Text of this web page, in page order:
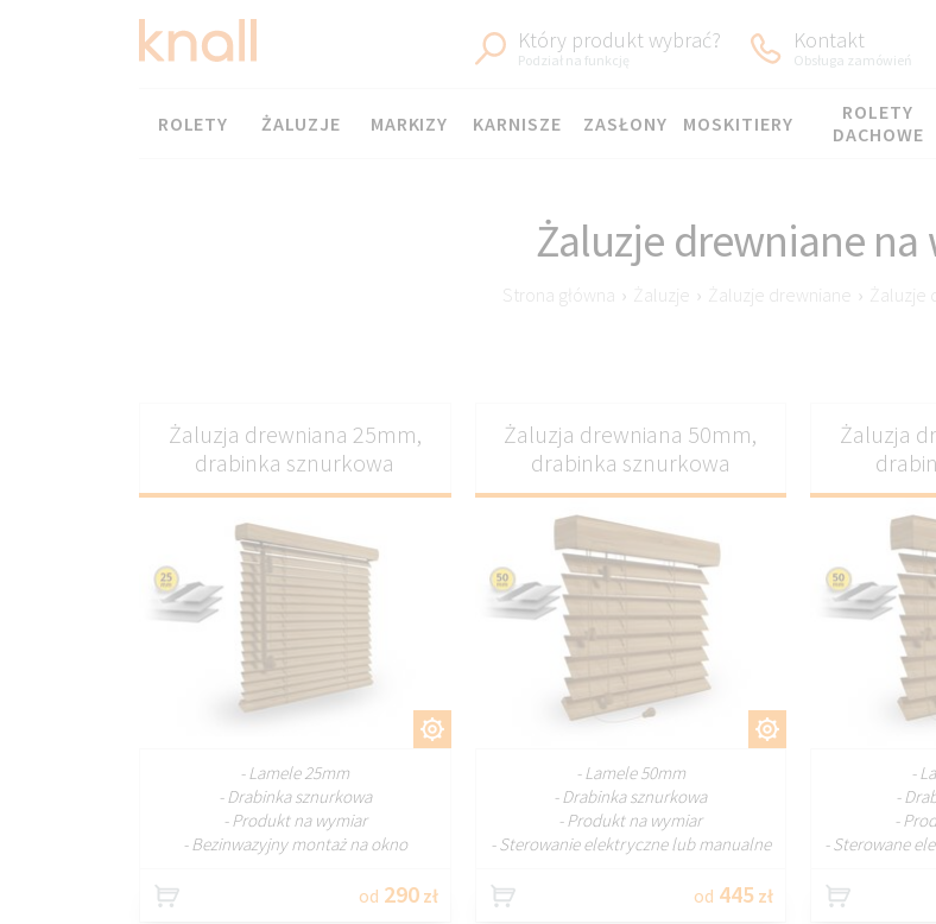
Który produkt wybrać?
Podział na funkcję
Kontakt
Obsługa zamówień
Menu KARNISZE
ROLETY ŻALUZJE MARKIZY ZASŁONY MOSKITIERY
ROLETY
DACHOWE
Żaluzje drewniane na
Strona główna › Żaluzje › Żaluzje drewniane › Żaluzje
Żaluzja drewniana 25mm,
drabinka sznurkowa
- Lamele 25mm
- Drabinka sznurkowa
- Produkt na wymiar
- Bezinwazyjny montaż na okno
od 290zł
Żaluzja drewniana 50mm,
drabinka sznurkowa
- Lamele 50mm
- Drabinka sznurkowa
- Produkt na wymiar
- Sterowanie elektryczne lub manualne
od 445 zł
Żaluzja
-
-
-
- Sterowane